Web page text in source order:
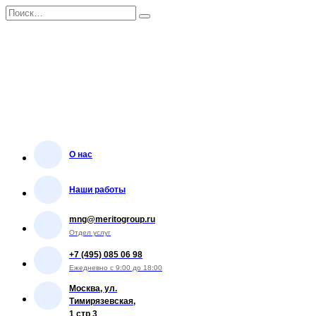
Перейти
к
Search
for:
О нас
Наши работы
mng@meritogroup.ru
Отдел услуг
+7 (495) 085 06 98
Ежедневно с 9:00 до 18:00
Москва, ул.
Тимирязевская,
1 стр 3